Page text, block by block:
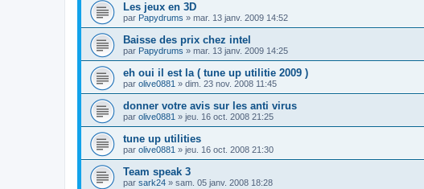
Les jeux en 3D
par Papydrums » mar. 13 janv. 2009 14:52
Baisse des prix chez intel
par Papydrums » mar. 13 janv. 2009 14:25
eh oui il est la ( tune up utilitie 2009 )
par olive0881 » dim. 23 nov. 2008 11:45
donner votre avis sur les anti virus
par olive0881 » jeu. 16 oct. 2008 21:25
tune up utilities
par olive0881 » jeu. 16 oct. 2008 21:30
Team speak 3
par sark24 » sam. 05 janv. 2008 18:28